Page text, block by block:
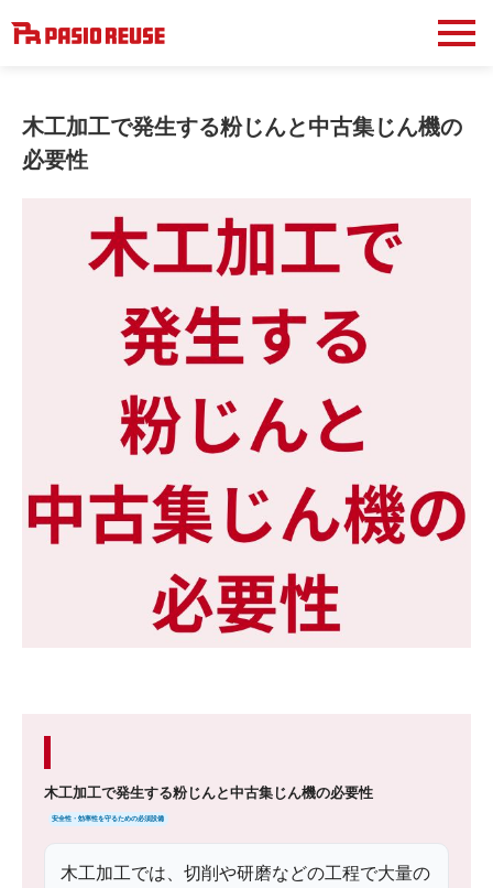
木工加工で発生する粉じんと中古集じん機の
必要性
木工加工で発生する粉じんと中古集じん機の必要性
安全性・効率性を守るための必須設備
木工加工では、切削や研磨などの工程で大量の